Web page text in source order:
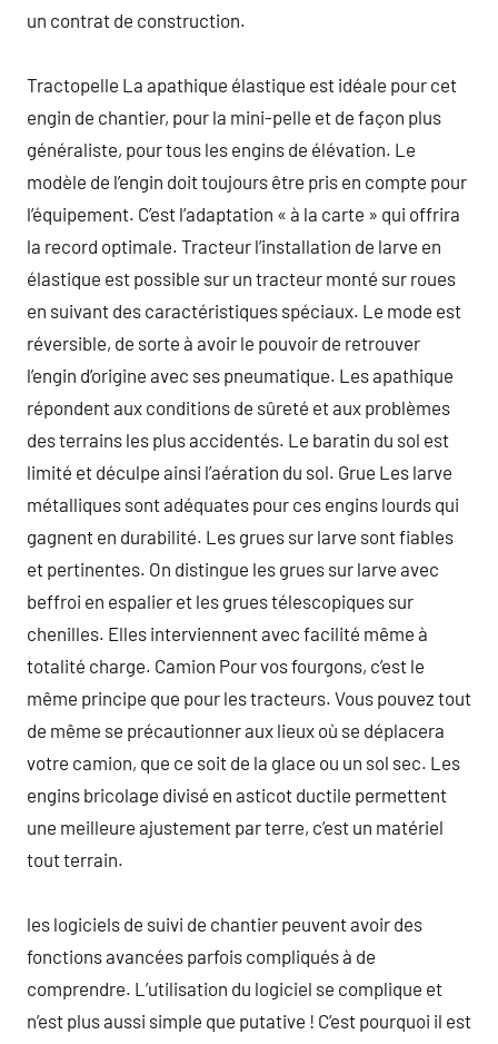
un contrat de construction.
Tractopelle La apathique élastique est idéale pour cet
engin de chantier, pour la mini-pelle et de façon plus
généraliste, pour tous les engins de élévation. Le
modèle de l’engin doit toujours être pris en compte pour
l’équipement. C’est l’adaptation « à la carte » qui offrira
la record optimale. Tracteur l’installation de larve en
élastique est possible sur un tracteur monté sur roues
en suivant des caractéristiques spéciaux. Le mode est
réversible, de sorte à avoir le pouvoir de retrouver
l’engin d’origine avec ses pneumatique. Les apathique
répondent aux conditions de sûreté et aux problèmes
des terrains les plus accidentés. Le baratin du sol est
limité et déculpe ainsi l’aération du sol. Grue Les larve
métalliques sont adéquates pour ces engins lourds qui
gagnent en durabilité. Les grues sur larve sont fiables
et pertinentes. On distingue les grues sur larve avec
beffroi en espalier et les grues télescopiques sur
chenilles. Elles interviennent avec facilité même à
totalité charge. Camion Pour vos fourgons, c’est le
même principe que pour les tracteurs. Vous pouvez tout
de même se précautionner aux lieux où se déplacera
votre camion, que ce soit de la glace ou un sol sec. Les
engins bricolage divisé en asticot ductile permettent
une meilleure ajustement par terre, c’est un matériel
tout terrain.
les logiciels de suivi de chantier peuvent avoir des
fonctions avancées parfois compliqués à de
comprendre. L’utilisation du logiciel se complique et
n’est plus aussi simple que putative ! C’est pourquoi il est